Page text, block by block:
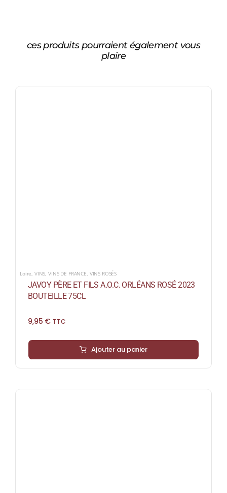
ces produits pourraient également vous
plaire
Loire VINS ,VINS DE FRANCE VINS ROSÉS
JAVOY PÈRE ET FILS A.O.C. ORLÉANS ROSÉ 2023
BOUTEILLE 75CL
9,95 € TTC
Ajouter au panier